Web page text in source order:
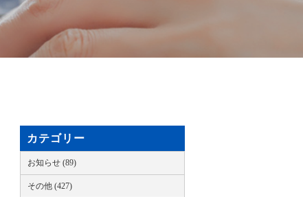
カテゴリー
お知らせ (89)
その他 (427)